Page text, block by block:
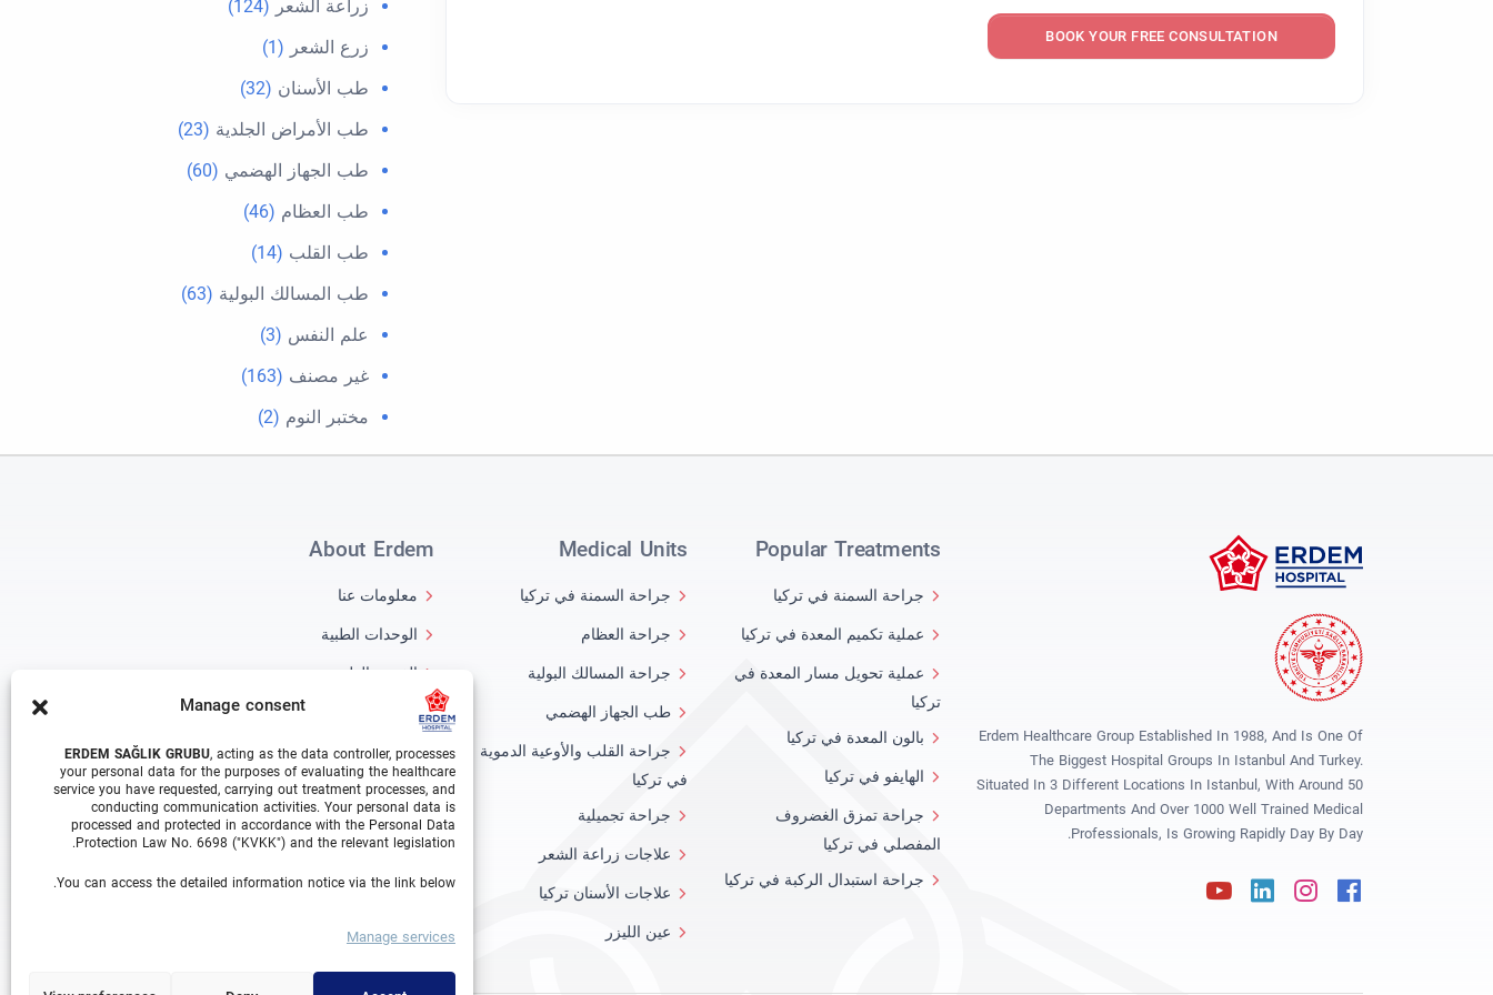
Manage consent
ERDEM SAĞLIK GRUBU, acting as the data controller, processes
your personal data for the purposes of evaluating the healthcare
service you have requested, carrying out treatment processes, and
conducting communication activities. Your personal data is
processed and protected in accordance with the Personal Data
Protection Law No. 6698 ("KVKK") and the relevant legislation.
You can access the detailed information notice via the link below.
Manage services
BOOK YOUR FREE CONSULTATION
زراعة الشعر (124)
زرع الشعر (1)
طب الأسنان (32)
طب الأمراض الجلدية (23)
طب الجهاز الهضمي (60)
طب العظام (46)
طب القلب (14)
طب المسالك البولية (63)
علم النفس (3)
غير مصنف (163)
مختبر النوم (2)
Erdem Healthcare Group Established In 1988, And Is One Of
The Biggest Hospital Groups In Istanbul And Turkey.
Situated In 3 Different Locations In Istanbul, With Around 50
Departments And Over 1000 Well Trained Medical
Professionals, Is Growing Rapidly Day By Day.
Facebook
Instagram
Linkedin
Popular Treatments
جراحة السمنة في تركيا
عملية تكميم المعدة في تركيا
عملية تحويل مسار المعدة في
تركيا
بالون المعدة في تركيا
الهايفو في تركيا
جراحة تمزق الغضروف
المفصلي في تركيا
جراحة استبدال الركبة في تركيا
Medical Units
جراحة السمنة في تركيا
جراحة العظام
جراحة المسالك البولية
طب الجهاز الهضمي
جراحة القلب والأوعية الدموية
في تركيا
جراحة تجميلية
علاجات زراعة الشعر
علاجات الأسنان تركيا
عين الليزر
About Erdem
معلومات عنا
الوحدات الطبية
الفريق الطبي
معرض الفيديو
اتصال